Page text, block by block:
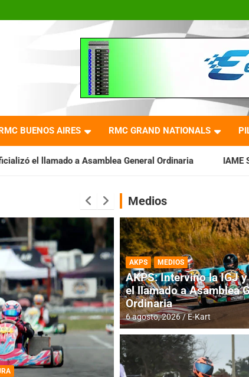
BUENOS AIRES RMC GRAND NATIONALS
General Ordinaria IAME SERIES ARGENTINA:
DESTACADA INFORME CENTRAL
Medios
AKPS MEDIOS
AKPS: Intervino la IGJ
el llamado a Asamblea
Ordinaria
6 agosto, 2026 E-Kart